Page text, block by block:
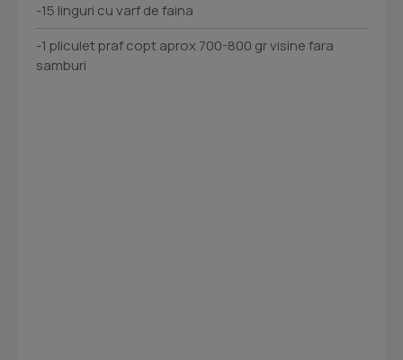
-15 linguri cu varf de faina
-1 pliculet praf copt aprox 700-800 gr visine fara
samburi